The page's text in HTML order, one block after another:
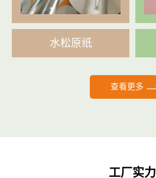
水松原纸
查看更多
工厂实力